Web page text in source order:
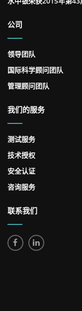
公司
领导团队
国际科学顾问团队
管理顾问团队
我们的服务
测试服务
技术授权
安全认证
咨询服务
联系我们